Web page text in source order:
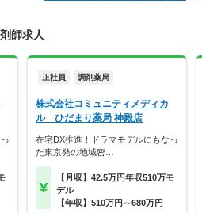
師求人
正社員 調剤薬局
株式会社コミュニティメディカ
ル ひだまり薬局 神殿店
在宅DX推進！ドラマモデルにもなっ
た東京発の地域密…
【月収】42.5万円年収510万モ
デル
【年収】510万円～680万円